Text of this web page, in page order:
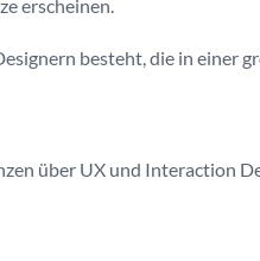
erscheinen.
besteht, die in einer
über UX und Interaction